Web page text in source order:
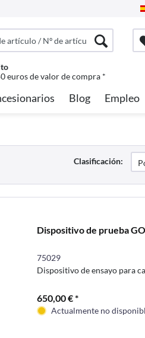
euros de valor de compra *
Blog Empleo
Clasificación:
Dispositivo de prueba
75029
Dispositivo de ensayo para
650,00 € *
Actualmente no